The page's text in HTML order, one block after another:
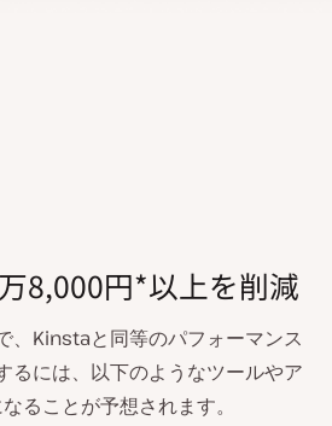
8,000円*以上を削減
、Kinstaと同等のパフォーマンス
るには、以下のようなツールやア
ることが予想されます。